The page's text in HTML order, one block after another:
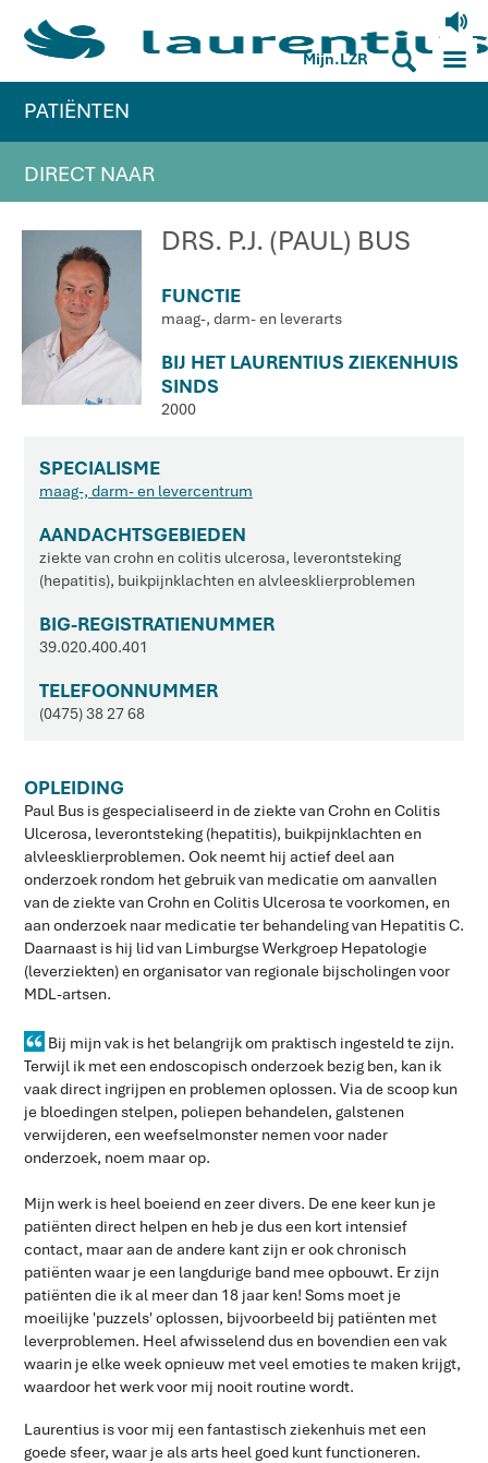
V
Mijn.LZR S M
PATIËNTEN
DIRECT NAAR
DRS. P.J. (PAUL) BUS
FUNCTIE
maag-, darm- en leverarts
BIJ HET LAURENTIUS ZIEKENHUIS
SINDS
2000
SPECIALISME
maag-, darm- en levercentrum
AANDACHTSGEBIEDEN
ziekte van crohn en colitis ulcerosa, leverontsteking
(hepatitis), buikpijnklachten en alvleesklierproblemen
BIG-REGISTRATIENUMMER
39.020.400.401
TELEFOONNUMMER
(0475) 38 27 68
OPLEIDING
Paul Bus is gespecialiseerd in de ziekte van Crohn en Colitis
Ulcerosa, leverontsteking (hepatitis), buikpijnklachten en
alvleesklierproblemen. Ook neemt hij actief deel aan
onderzoek rondom het gebruik van medicatie om aanvallen
van de ziekte van Crohn en Colitis Ulcerosa te voorkomen, en
aan onderzoek naar medicatie ter behandeling van Hepatitis C.
Daarnaast is hij lid van Limburgse Werkgroep Hepatologie
(leverziekten) en organisator van regionale bijscholingen voor
MDL-artsen.
Bij mijn vak is het belangrijk om praktisch ingesteld te zijn.
Terwijl ik met een endoscopisch onderzoek bezig ben, kan ik
vaak direct ingrijpen en problemen oplossen. Via de scoop kun
je bloedingen stelpen, poliepen behandelen, galstenen
verwijderen, een weefselmonster nemen voor nader
onderzoek, noem maar op.
Mijn werk is heel boeiend en zeer divers. De ene keer kun je
patiënten direct helpen en heb je dus een kort intensief
contact, maar aan de andere kant zijn er ook chronisch
patiënten waar je een langdurige band mee opbouwt. Er zijn
patiënten die ik al meer dan 18 jaar ken! Soms moet je
moeilijke 'puzzels' oplossen, bijvoorbeeld bij patiënten met
leverproblemen. Heel afwisselend dus en bovendien een vak
waarin je elke week opnieuw met veel emoties te maken krijgt,
waardoor het werk voor mij nooit routine wordt.
Laurentius is voor mij een fantastisch ziekenhuis met een
goede sfeer, waar je als arts heel goed kunt functioneren.